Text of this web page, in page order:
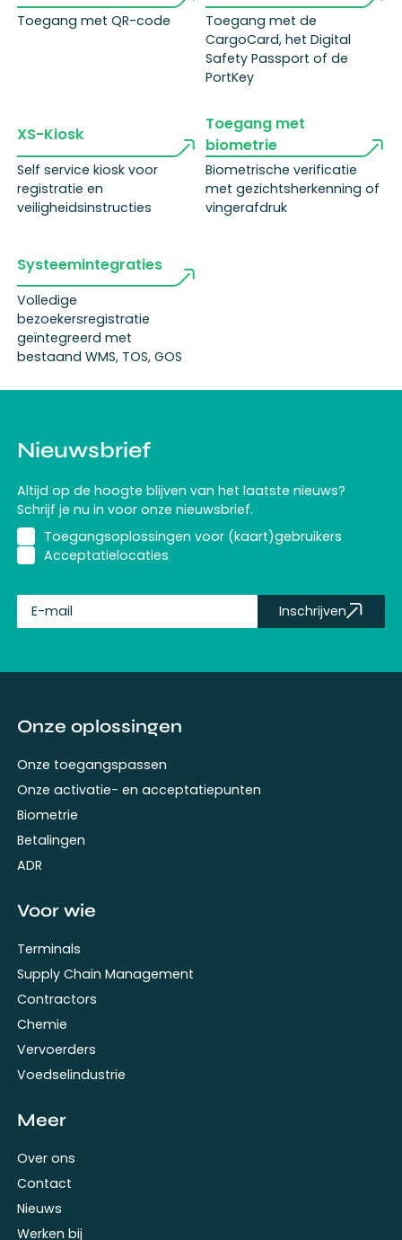
Toegang met QR-code
Toegang met de
CargoCard, het Digital
Safety Passport of de
PortKey
XS-Kiosk
Self service kiosk voor
registratie en
veiligheidsinstructies
Toegang met
biometrie
Biometrische verificatie
met gezichtsherkenning of
vingerafdruk
Systeemintegraties
Volledige
bezoekersregistratie
geïntegreerd met
bestaand WMS, TOS, GOS
Nieuwsbrief
Altijd op de hoogte blijven van het laatste nieuws?
Schrijf je nu in voor onze nieuwsbrief.
Toegangsoplossingen voor (kaart)gebruikers
Acceptatielocaties
Inschrijven
Onze oplossingen
Onze toegangspassen
Onze activatie- en acceptatiepunten
Biometrie
Betalingen
ADR
Voor wie
Terminals
Supply Chain Management
Contractors
Chemie
Vervoerders
Voedselindustrie
Meer
Over ons
Contact
Nieuws
Werken bij